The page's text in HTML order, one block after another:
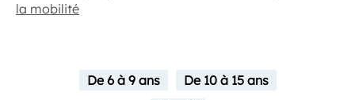
la mobilité
De 6 à 9 ans
De 10 à 15 ans